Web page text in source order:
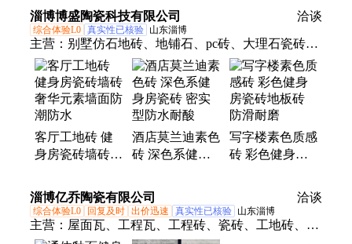
格多样 库存充
足
满 全系列尺寸
淄博博盛陶瓷科技有限公司 洽谈
综合体验L0 真实性已核验 山东淄博
主营： 别墅仿石地砖、地铺石、pc砖、大理石瓷砖、
仿古瓷砖、庭院地铺石、石英砖供应商、仿花岗岩石
英砖
客厅工地砖 健
身房瓷砖墙砖
潮防水
酒店莫兰迪素色
砖 深色系健身
防水耐酸
写字楼素色质感
砖 彩色健身房
淄博亿乔陶瓷有限公司 洽谈
综合体验L0 回复及时 出价迅速 真实性已核验 山东淄博
主营： 屋面瓦、工程瓦、工程砖、瓷砖、工地砖、通